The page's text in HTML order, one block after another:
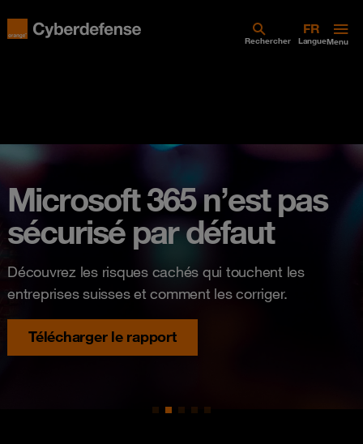
Rechercher LangueMenu
Microsoft 365 n’est pas
sécurisé par défaut
Découvrez les risques cachés qui touchent les
entreprises suisses et comment les corriger.
Télécharger le rapport